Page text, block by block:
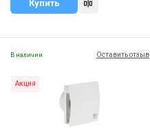
Купить
В наличии Оставить отзыв
Акция